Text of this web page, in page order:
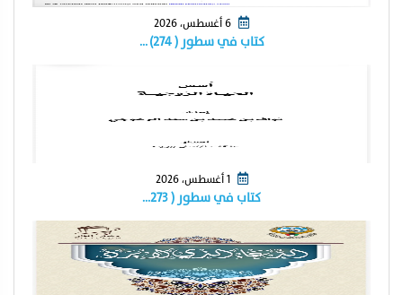
كتاب في سطور ( ٢٧٤) …
1 أغسطس، 2026
كتاب في سطور ( ٢٧٣…